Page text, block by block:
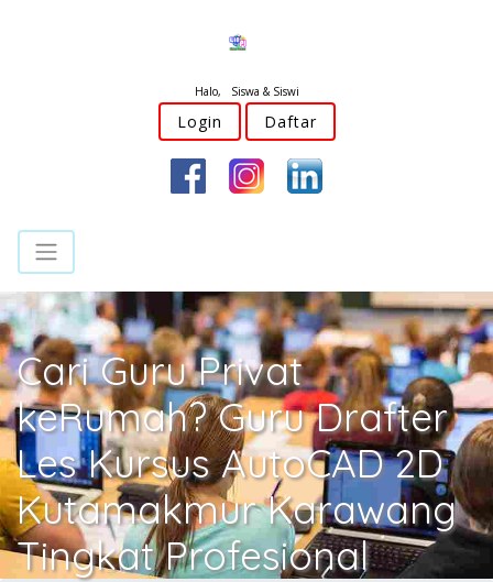
Halo, Siswa & Siswi
Login Daftar
Cari Guru Privat
keRumah? Guru Drafter
Les Kursus AutoCAD 2D
Kutamakmur Karawang
Tingkat Profesional